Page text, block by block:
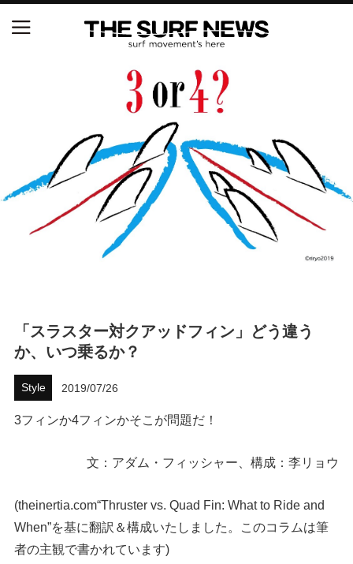
「スラスター対クアッドフィン」どう違う
か、いつ乗るか？
Style 2019/07/26
3フィンか4フィンかそこが問題だ！
文：アダム・フィッシャー、構成：李リョウ
(theinertia.com“Thruster vs. Quad Fin: What to Ride and
When”を基に翻訳＆構成いたしました。このコラムは筆
者の主観で書かれています)
協定は全国初、サーフィンを軸に地域活性化へ
【五十嵐カノア独占インタビュー】旧友レオ、ジャ
ックとの豪華プライベートセッション
S.ONE ショート＆ロング開幕戦・現地リポート（高
橋みなと）
ニュース
試合
ホリデースタイル